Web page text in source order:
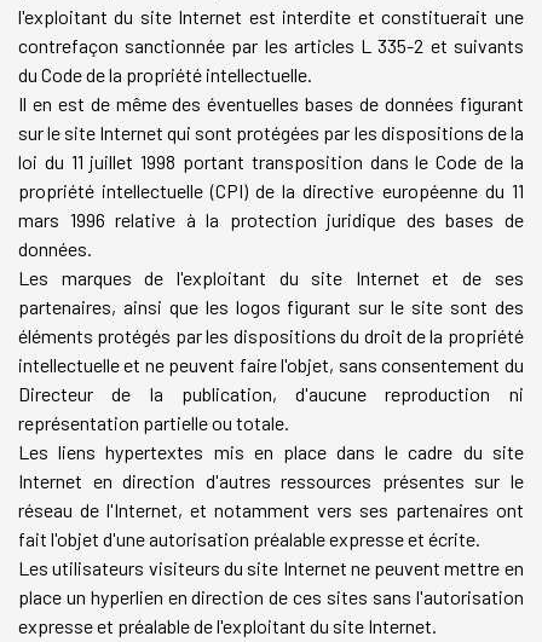
l'exploitant du site Internet est interdite et constituerait une
contrefaçon sanctionnée par les articles L 335-2 et suivants
du Code de la propriété intellectuelle.
Il en est de même des éventuelles bases de données figurant
sur le site Internet qui sont protégées par les dispositions de la
loi du 11 juillet 1998 portant transposition dans le Code de la
propriété intellectuelle (CPI) de la directive européenne du 11
mars 1996 relative à la protection juridique des bases de
données.
Les marques de l'exploitant du site Internet et de ses
partenaires, ainsi que les logos figurant sur le site sont des
éléments protégés par les dispositions du droit de la propriété
intellectuelle et ne peuvent faire l'objet, sans consentement du
Directeur de la publication, d'aucune reproduction ni
représentation partielle ou totale.
Les liens hypertextes mis en place dans le cadre du site
Internet en direction d'autres ressources présentes sur le
réseau de l'Internet, et notamment vers ses partenaires ont
fait l'objet d'une autorisation préalable expresse et écrite.
Les utilisateurs visiteurs du site Internet ne peuvent mettre en
place un hyperlien en direction de ces sites sans l'autorisation
expresse et préalable de l'exploitant du site Internet.